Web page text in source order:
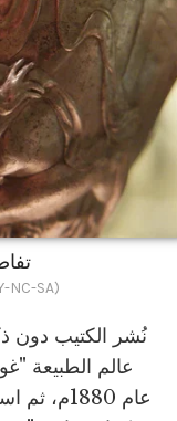
NC-SA)
نُشر الكتيب دون
عالم الطبيعة
عام